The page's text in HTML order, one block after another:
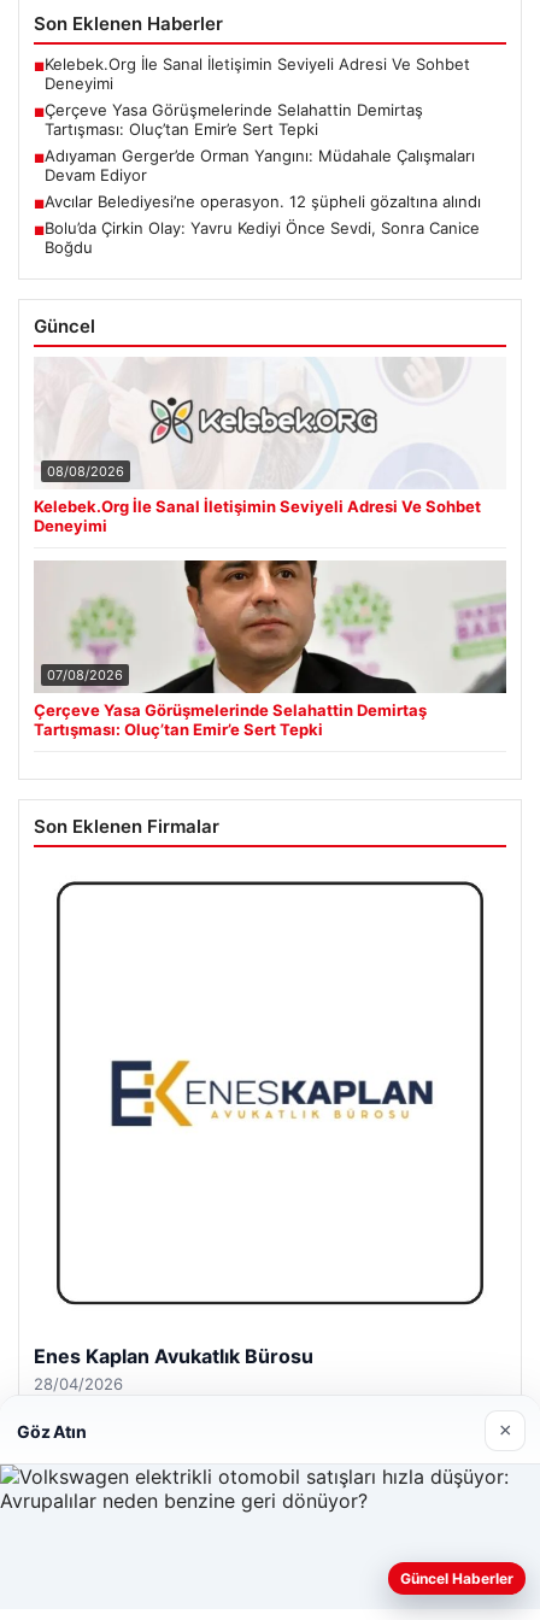
Son Eklenen Haberler
■Kelebek.Org İle Sanal İletişimin Seviyeli Adresi Ve Sohbet
Deneyimi
■Çerçeve Yasa Görüşmelerinde Selahattin Demirtaş
Tartışması: Oluç’tan Emir’e Sert Tepki
■Adıyaman Gerger’de Orman Yangını: Müdahale Çalışmaları
Devam Ediyor
■Avcılar Belediyesi’ne operasyon. 12 şüpheli gözaltına alındı
■Bolu’da Çirkin Olay: Yavru Kediyi Önce Sevdi, Sonra Canice
Boğdu
Güncel
08/08/2026
Kelebek.Org İle Sanal İletişimin Seviyeli Adresi Ve Sohbet
Deneyimi
07/08/2026
Çerçeve Yasa Görüşmelerinde Selahattin Demirtaş
Tartışması: Oluç’tan Emir’e Sert Tepki
Son Eklenen Firmalar
Enes Kaplan Avukatlık Bürosu
28/04/2026
Web sitemizi nasıl kullandığınızı daha iyi anlayabilmek,
Göz Atın ×
Güncel Haberler